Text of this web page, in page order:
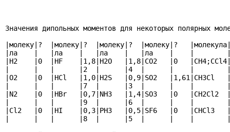
Значения дипольных моментов для некоторых полярных
|молеку|?  |молеку|?  |молеку|?  |молеку|?
|ла    |   |ла    |   |ла    |   |ла    |    |
|Н2    |0  |HF    |1,8|Н2О   |1,8|CO2   |0
|      |   |      |2  |      |4  |      |    |
|О2    |0  |HCl   |1,0|Н2S   |0,9|SO2   |1,61|CH3Cl
|      |   |      |7  |      |3  |      |    |
|N2    |0  |HBr   |0,7|NН3   |1,4|SO3   |0   |CH2Cl2
|      |   |      |9  |      |6  |      |    |
|Cl2   |0  |HI    |0,3|PН3   |0,5|SF6   |0   |CHCl3
|      |   |      |8  |      |5  |      |    |